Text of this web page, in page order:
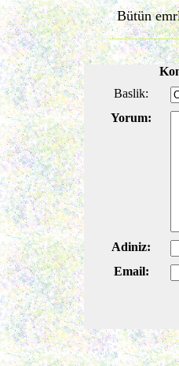
Bütün
Baslik:
Yorum:
Adiniz:
Email: